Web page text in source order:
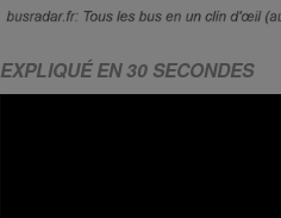
EXPLIQUÉ EN 30 SECONDES